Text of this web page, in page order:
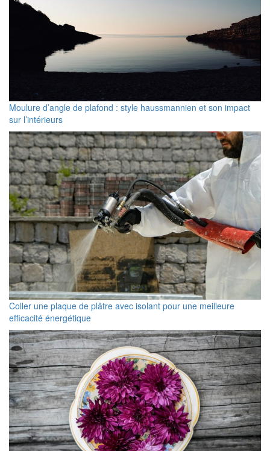
Moulure d’angle de plafond : style haussmannien et son impact
sur l’intérieurs
Coller une plaque de plâtre avec isolant pour une meilleure
efficacité énergétique